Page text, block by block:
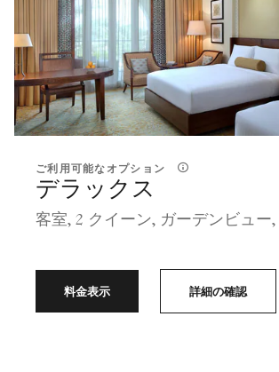
ご利用可能なオプション
デラックス
客室, 2 クイーン, ガーデンビュー
料金表示 詳細の確認